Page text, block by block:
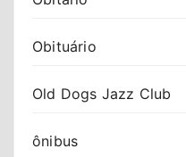
Obituário
Old Dogs Jazz Club
ônibus